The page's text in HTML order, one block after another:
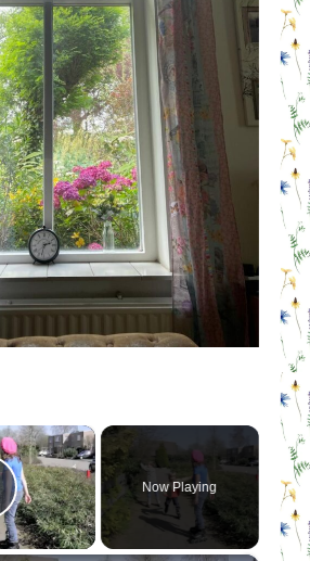
×
Video
Now Playing